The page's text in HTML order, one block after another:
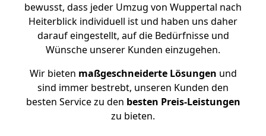
bewusst, dass jeder Umzug von Wuppertal nach
Heiterblick individuell ist und haben uns daher
darauf eingestellt, auf die Bedürfnisse und
Wünsche unserer Kunden einzugehen.
Wir bieten maßgeschneiderte Lösungen und
sind immer bestrebt, unseren Kunden den
besten Service zu den besten Preis-Leistungen
zu bieten.